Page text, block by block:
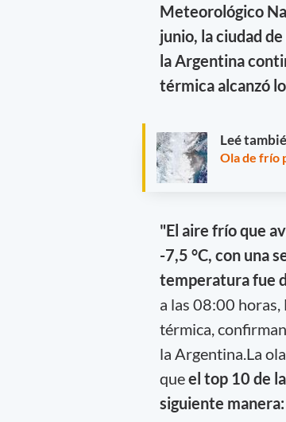
Meteorológico
junio, la ciudad
la Argentina
térmica alcanzó
Leé
Ola de frío
"El aire frío que
-7,5 °C, con una
temperatura fue
a las 08:00 horas,
térmica,
la Argentina.La
queel top 10 de
siguiente manera: